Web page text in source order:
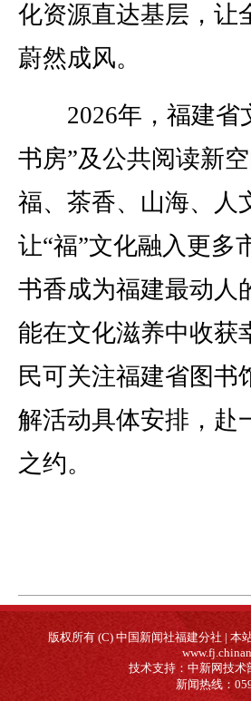
化资源直达基层，让
蔚然成风。
2026年，福建省
书房”及公共阅读新
福、茶香、山海、人
让“福”文化融入更多
书香成为福建最动人
能在文化滋养中收获
民可关注福建省图书
解活动具体安排，赴
之约。
版权所有 (C) 中国新闻社福建分社 |
技术支持：中新网技术
新闻热线：